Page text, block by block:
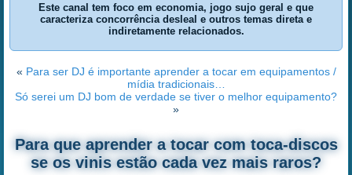
Este canal tem foco em economia, jogo sujo geral e que
caracteriza concorrência desleal e outros temas direta e
indiretamente relacionados.
« Para ser DJ é importante aprender a tocar em equipamentos /
mídia tradicionais…
Só serei um DJ bom de verdade se tiver o melhor equipamento?
»
Para que aprender a tocar com toca-discos
se os vinis estão cada vez mais raros?